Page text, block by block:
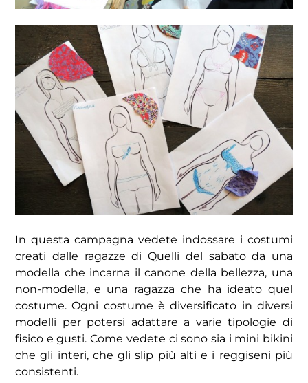
In questa campagna vedete indossare i costumi
creati dalle ragazze di Quelli del sabato da una
modella che incarna il canone della bellezza, una
non-modella, e una ragazza che ha ideato quel
costume. Ogni costume è diversificato in diversi
modelli per potersi adattare a varie tipologie di
fisico e gusti. Come vedete ci sono sia i mini bikini
che gli interi, che gli slip più alti e i reggiseni più
consistenti.